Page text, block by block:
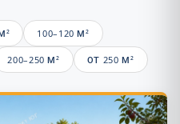
100–120 М²
200–250 М² ОТ 250 М²